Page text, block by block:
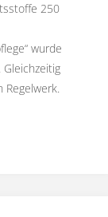
250
wurde